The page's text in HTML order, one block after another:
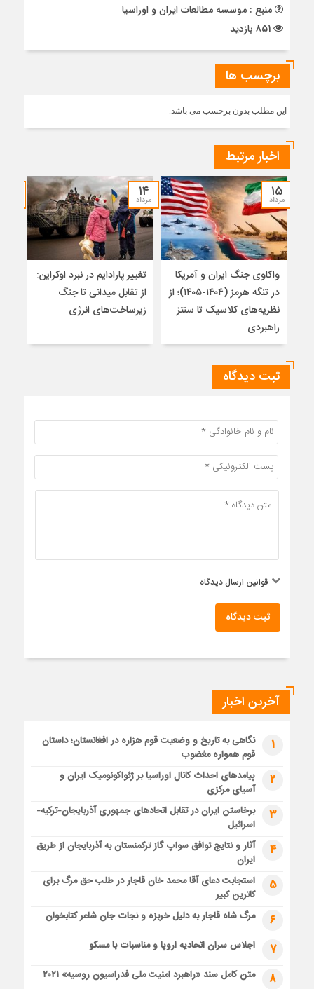
منبع : موسسه مطالعات ایران و اوراسیا
برچسب ها
این مطلب بدون برچسب می باشد.
اخبار مرتبط
۱۵
مرداد
واکاوی جنگ ایران و آمریکا
در تنگه هرمز (۱۴۰۴-۱۴۰۵)؛ از
نظریه‌های کلاسیک تا سنتز
راهبردی
۱۴
مرداد
تغییر پارادایم در نبرد اوکراین:
از تقابل میدانی تا جنگ
زیرساخت‌های انرژی
ثبت دیدگاه
قوانین ارسال دیدگاه
ثبت دیدگاه
آخرین اخبار
1
نگاهی به تاریخ و وضعیت قوم هزاره در افغانستان؛ داستان
قوم همواره مغضوب
2
پیامدهای احداث کانال اوراسیا بر ژئواکونومیک ایران و
آسیای مرکزی
3
برخاستن ایران در تقابل اتحادهای جمهوری آذربایجان-ترکیه-
اسرائیل
4
آثار و نتایج توافق سواپ گاز ترکمنستان به آذربایجان از طریق
ایران
5
استجابت دعای آقا محمد خان قاجار در طلب حق مرگ برای
کاترین کبیر
6 مرگ شاه قاجار به دلیل خربزه و نجات جان شاعر کتابخوان
7 اجلاس سران اتحادیه اروپا و مناسبات با مسکو
8 متن کامل سند «راهبرد امنیت ملی فدراسیون روسیه» ۲۰۲۱